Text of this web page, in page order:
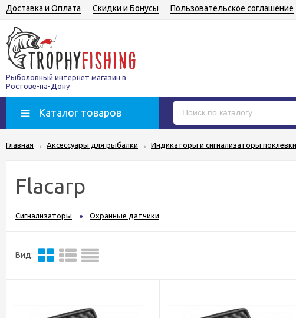
Доставка и Оплата Скидки и Бонусы Пользовательское соглашение
Рыболовный интернет магазин в
Ростове-на-Дону
Каталог товаров
Главная → Аксессуары для рыбалки → Индикаторы и сигнализаторы поклевки
Flacarp
Сигнализаторы Охранные датчики
Вид: